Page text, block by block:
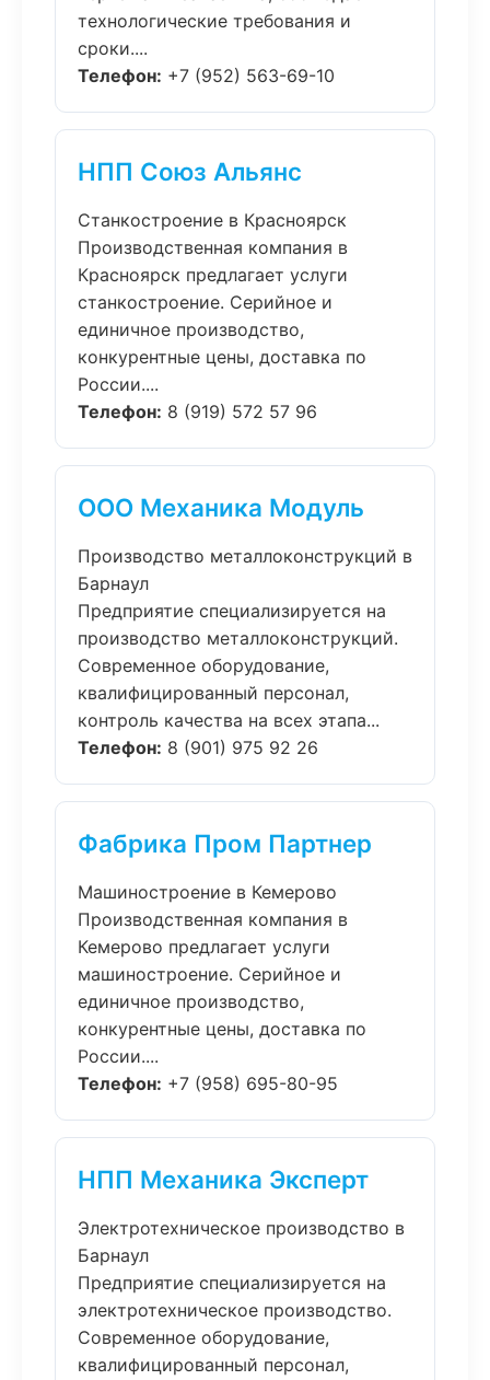
технологические требования и
сроки....
Телефон: +7 (952) 563-69-10
НПП Союз Альянс
Станкостроение в Красноярск
Производственная компания в
Красноярск предлагает услуги
станкостроение. Серийное и
единичное производство,
конкурентные цены, доставка по
России....
Телефон: 8 (919) 572 57 96
ООО Механика Модуль
Производство металлоконструкций в
Барнаул
Предприятие специализируется на
производство металлоконструкций.
Современное оборудование,
квалифицированный персонал,
контроль качества на всех этапа...
Телефон: 8 (901) 975 92 26
Фабрика Пром Партнер
Машиностроение в Кемерово
Производственная компания в
Кемерово предлагает услуги
машиностроение. Серийное и
единичное производство,
конкурентные цены, доставка по
России....
Телефон: +7 (958) 695-80-95
НПП Механика Эксперт
Электротехническое производство в
Барнаул
Предприятие специализируется на
электротехническое производство.
Современное оборудование,
квалифицированный персонал,